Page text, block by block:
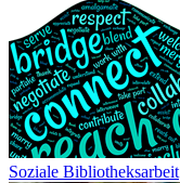
Soziale Bibliotheksarbeit